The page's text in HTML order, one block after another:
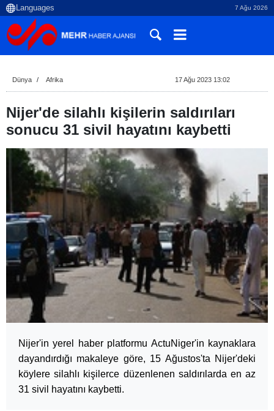
7 Ağu 2026
Dünya Afrika 17 Ağu 2023 13:02
Nijer'de silahlı kişilerin saldırıları
sonucu 31 sivil hayatını kaybetti
Nijer'in yerel haber platformu ActuNiger'in kaynaklara
dayandırdığı makaleye göre, 15 Ağustos'ta Nijer'deki
köylere silahlı kişilerce düzenlenen saldırılarda en az
31 sivil hayatını kaybetti.